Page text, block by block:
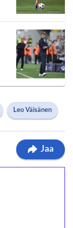
Leo Väisänen
Jaa